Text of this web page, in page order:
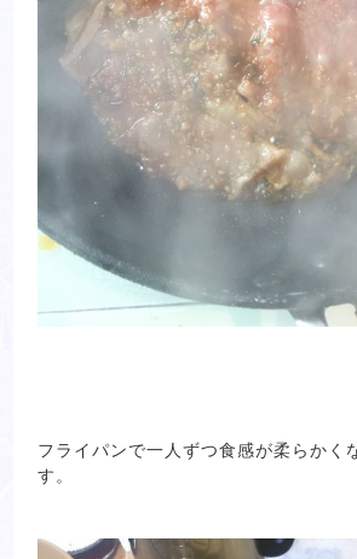
フライパンで一人ずつ食感が柔らかく
す。